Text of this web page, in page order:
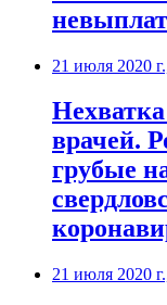
21 июля 2020
врачей.
грубые
21 июля 2020